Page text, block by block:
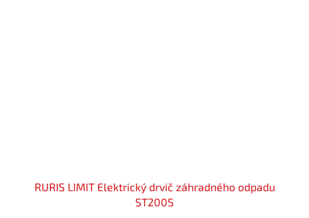
RURIS LIMIT Elektrický drvič záhradného odpadu
ST200S